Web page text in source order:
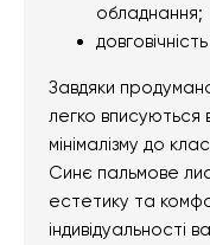
обладнання;
Завдяки
легко вписуються
мінімалізму до
Синє пальмове
естетику та